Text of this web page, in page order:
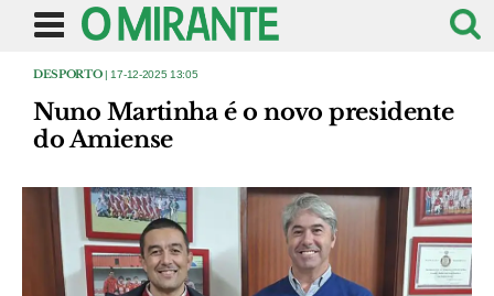
DESPORTO| 17-12-2025 13:05
Nuno Martinha é o novo presidente
do Amiense